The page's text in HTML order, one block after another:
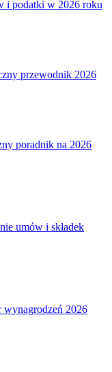
i podatki w 2026 roku
przewodnik 2026
poradnik na 2026
umów i składek
wynagrodzeń 2026